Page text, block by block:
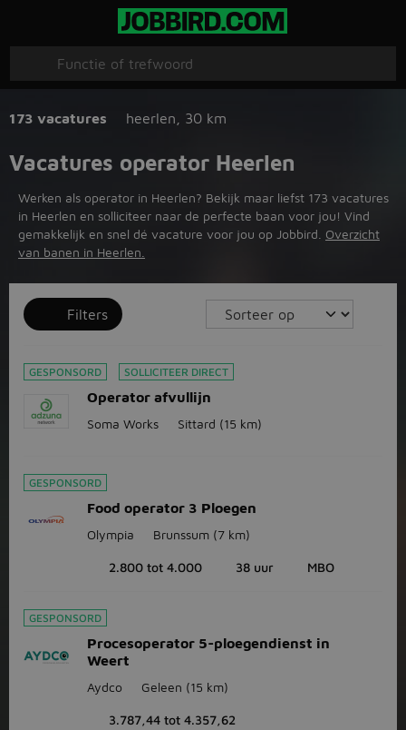
173 vacatures heerlen 30 km
Vacatures operator Heerlen
Werken als operator in Heerlen? Bekijk maar liefst 173 vacatures
in Heerlen en solliciteer naar de perfecte baan voor jou! Vind
gemakkelijk en snel dé vacature voor jou op Jobbird. Overzicht
van banen in Heerlen.
Filters
GESPONSORD SOLLICITEER DIRECT
Operator afvullijn
Soma Works Sittard (15 km)
GESPONSORD
Food operator 3 Ploegen
Olympia Brunssum (7 km)
2.800 tot 4.000 38 uur MBO
GESPONSORD
Procesoperator 5-ploegendienst in
Weert
Aydco Geleen (15 km)
3.787,44 tot 4.357,62